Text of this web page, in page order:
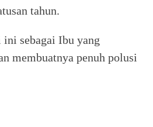
tahun.
sebagai Ibu yang
membuatnya penuh polusi